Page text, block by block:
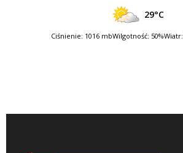
29°C
Ciśnienie: 1016 mbWilgotność: 50%